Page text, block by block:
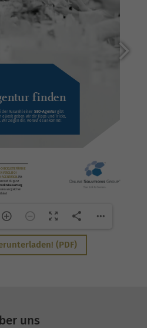
(PDF)
uns